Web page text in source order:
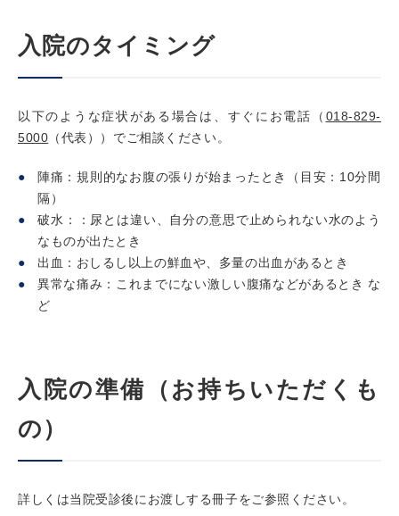
入院のタイミング
以下のような症状がある場合は、すぐにお電話（ 018-829-
5000 （代表））でご相談ください。
陣痛：規則的なお腹の張りが始まったとき（目安：10分間
隔）
破水：：尿とは違い、自分の意思で止められない水のよう
なものが出たとき
出血：おしるし以上の鮮血や、多量の出血があるとき
異常な痛み：これまでにない激しい腹痛などがあるとき な
ど
入院の準備（お持ちいただくも
の）
詳しくは当院受診後にお渡しする冊子をご参照ください。